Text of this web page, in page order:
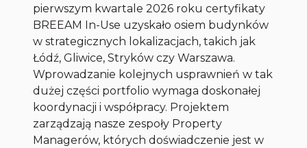
pierwszym kwartale 2026 roku certyfikaty
BREEAM In-Use uzyskało osiem budynków
w strategicznych lokalizacjach, takich jak
Łódź, Gliwice, Stryków czy Warszawa.
Wprowadzanie kolejnych usprawnień w tak
dużej części portfolio wymaga doskonałej
koordynacji i współpracy. Projektem
zarządzają nasze zespoły Property
Managerów, których doświadczenie jest w